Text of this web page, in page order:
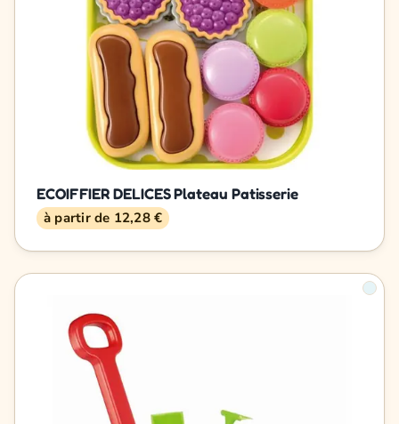
ECOIFFIER DELICES Plateau Patisserie
à partir de 12,28 €